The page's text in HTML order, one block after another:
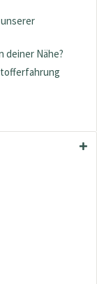
deiner Nähe?